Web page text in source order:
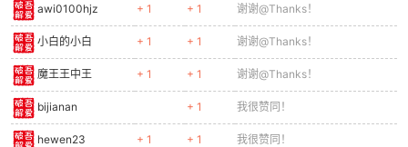
awi0100hjz + 1 + 1 谢谢@Thanks！
小白的小白 + 1 + 1 谢谢@Thanks！
魔王王中王 + 1 + 1 谢谢@Thanks！
bijianan + 1 我很赞同！
hewen23 + 1 + 1 我很赞同！